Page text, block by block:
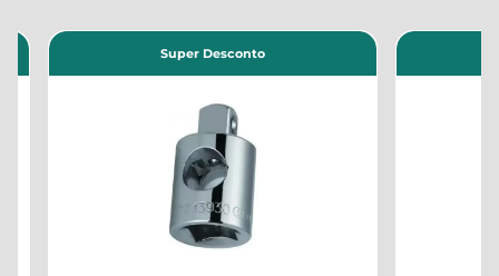
Super Desconto